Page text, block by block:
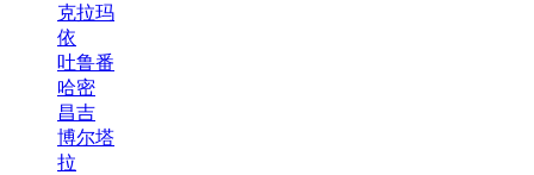
克拉玛
依
吐鲁番
哈密
昌吉
博尔塔
拉